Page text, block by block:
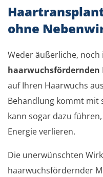
ohne
Weder äußerliche,
auf Ihren Haarwuchs
Behandlung kommt mit
kann sogar dazu
Energie verlieren.
Die unerwünschten
haarwuchsfördernder